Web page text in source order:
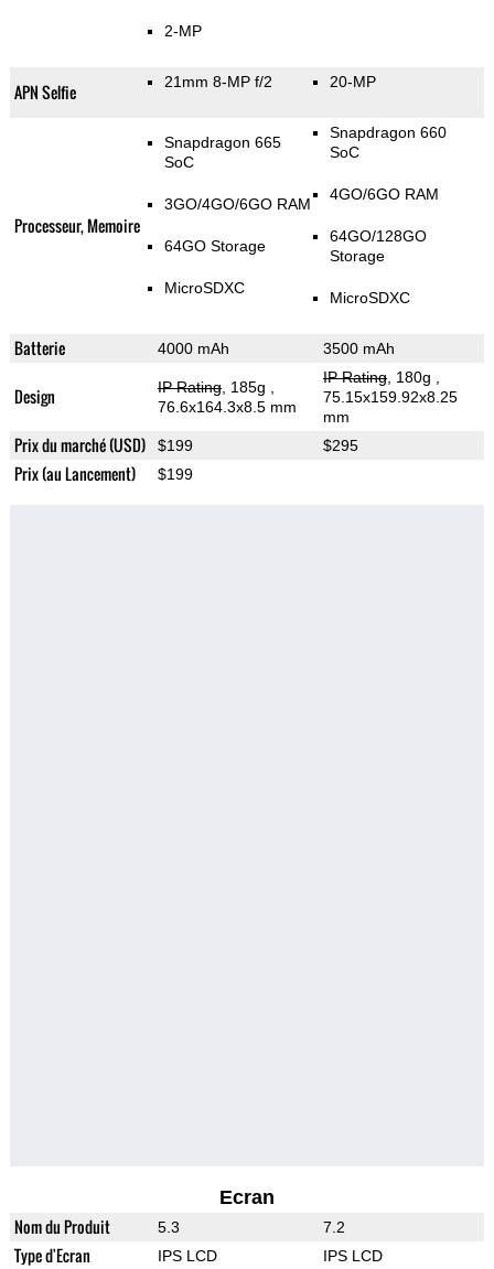
2-MP
APN Selfie 21mm 8-MP f/2 20-MP
Processeur, Memoire
Snapdragon 665
SoC
3GO/4GO/6GO RAM
64GO Storage
MicroSDXC
Snapdragon 660
SoC
4GO/6GO RAM
64GO/128GO
Storage
MicroSDXC
Batterie 4000 mAh 3500 mAh
Design IP Rating, 185g
76.6x164.3x8.5 mm
IP Rating, 180g
75.15x159.92x8.25
mm
Prix du marché (USD) $199 $295
Prix (au Lancement) $199
Ecran
Nom du Produit 5.3 7.2
Type d'Ecran IPS LCD IPS LCD